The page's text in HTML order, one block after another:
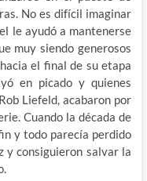
No es difícil imaginar
le ayudó a mantenerse
muy siendo generosos
el final de su etapa
en picado y quienes
Liefeld, acabaron por
Cuando la década de
y todo parecía perdido
y consiguieron salvar la